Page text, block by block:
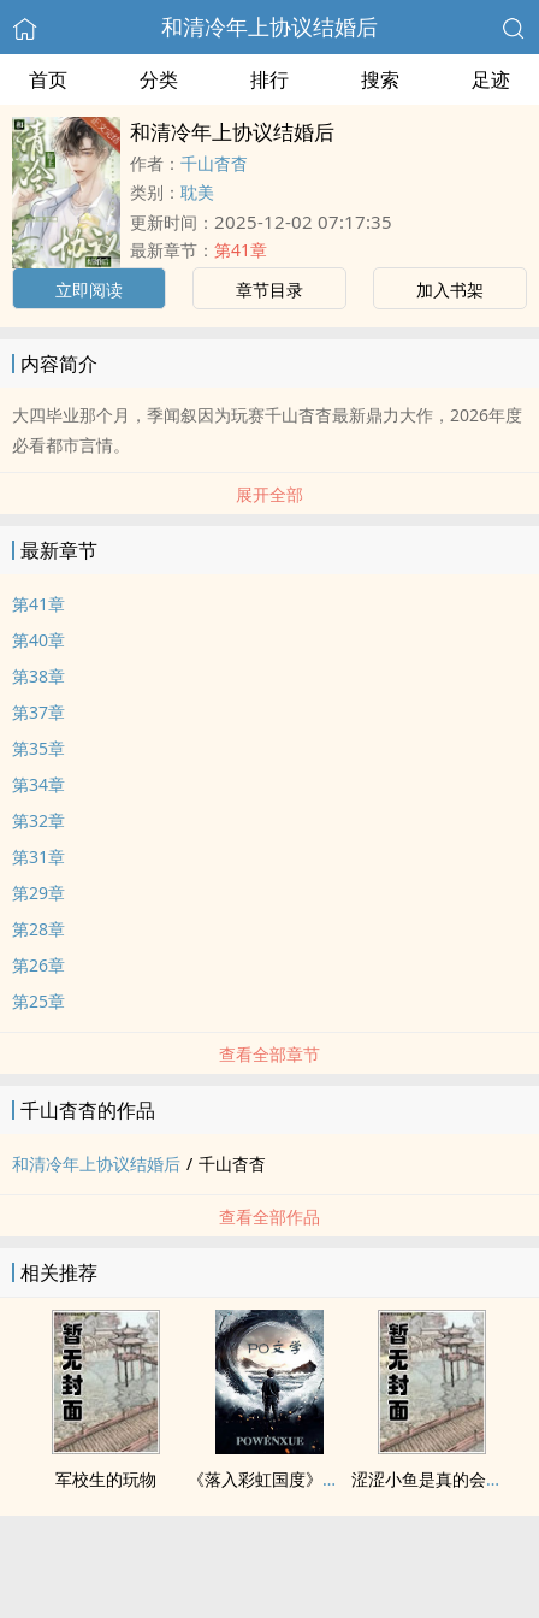
和清冷年上协议结婚后
首页 分类 排行 搜索 足迹
和清冷年上协议结婚后
作者： 千山杳杳
类别： 耽美
更新时间： 2025-12-02 07:17:35
最新章节： 第41章
立即阅读
章节目录 加入书架
内容简介
大四毕业那个月，季闻叙因为玩赛千山杳杳最新鼎力大作，2026年度
必看都市言情。
展开全部
最新章节
第41章
第40章
第38章
第37章
第35章
第34章
第32章
第31章
第29章
第28章
第26章
第25章
查看全部章节
千山杳杳的作品
和清冷年上协议结婚后 / 千山杳杳
查看全部作品
相关推荐
军校生的玩物 《落入彩虹国度》穿越+西幻+言情 涩涩小鱼是真的会被干透